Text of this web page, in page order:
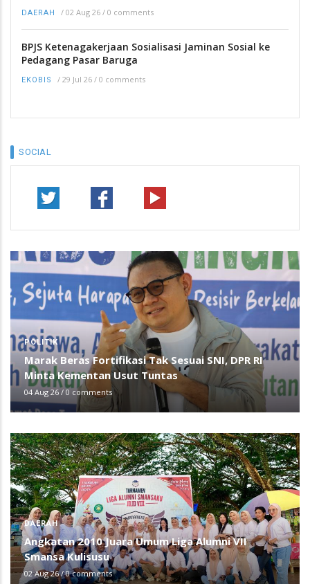
DAERAH / 02 Aug 26 / 0 comments
BPJS Ketenagakerjaan Sosialisasi Jaminan Sosial ke
Pedagang Pasar Baruga
EKOBIS / 29 Jul 26 / 0 comments
SOCIAL
POLITIK
Marak Beras Fortifikasi Tak Sesuai SNI, DPR RI
Minta Kementan Usut Tuntas
04 Aug 26 / 0 comments
DAERAH
Angkatan 2010 Juara Umum Liga Alumni VII
Smansa Kulisusu
02 Aug 26/0 comments